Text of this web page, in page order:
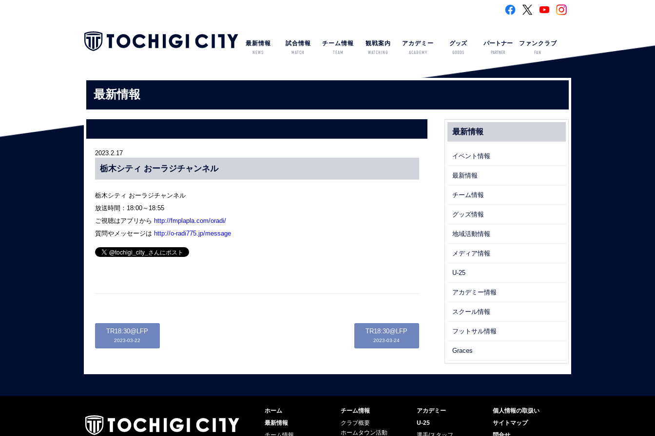
最新情報
NEWS
試合情報
MATCH
チーム情報
TEAM
観戦案内
WATCHING
アカデミー
ACADEMY
グッズ
GOODS
パートナー
PARTNER
ファンクラブ
FAN
最新情報
2023.2.17
栃木シティ おーラジチャンネル
栃木シティ おーラジチャンネル
放送時間：18:00～18:55
ご視聴はアプリから http://fmplapla.com/oradi/
質問やメッセージは http://o-radi775.jp/message
TR18:30@LFP
2023-03-22
TR18:30@LFP
2023-03-24
最新情報
イベント情報
最新情報
チーム情報
グッズ情報
地域活動情報
メディア情報
U-25
アカデミー情報
スクール情報
フットサル情報
Graces
ホーム
最新情報
チーム情報
クラブ概要
ホームタウン活動
アカデミー
U-25
個人情報の取扱い
サイトマップ